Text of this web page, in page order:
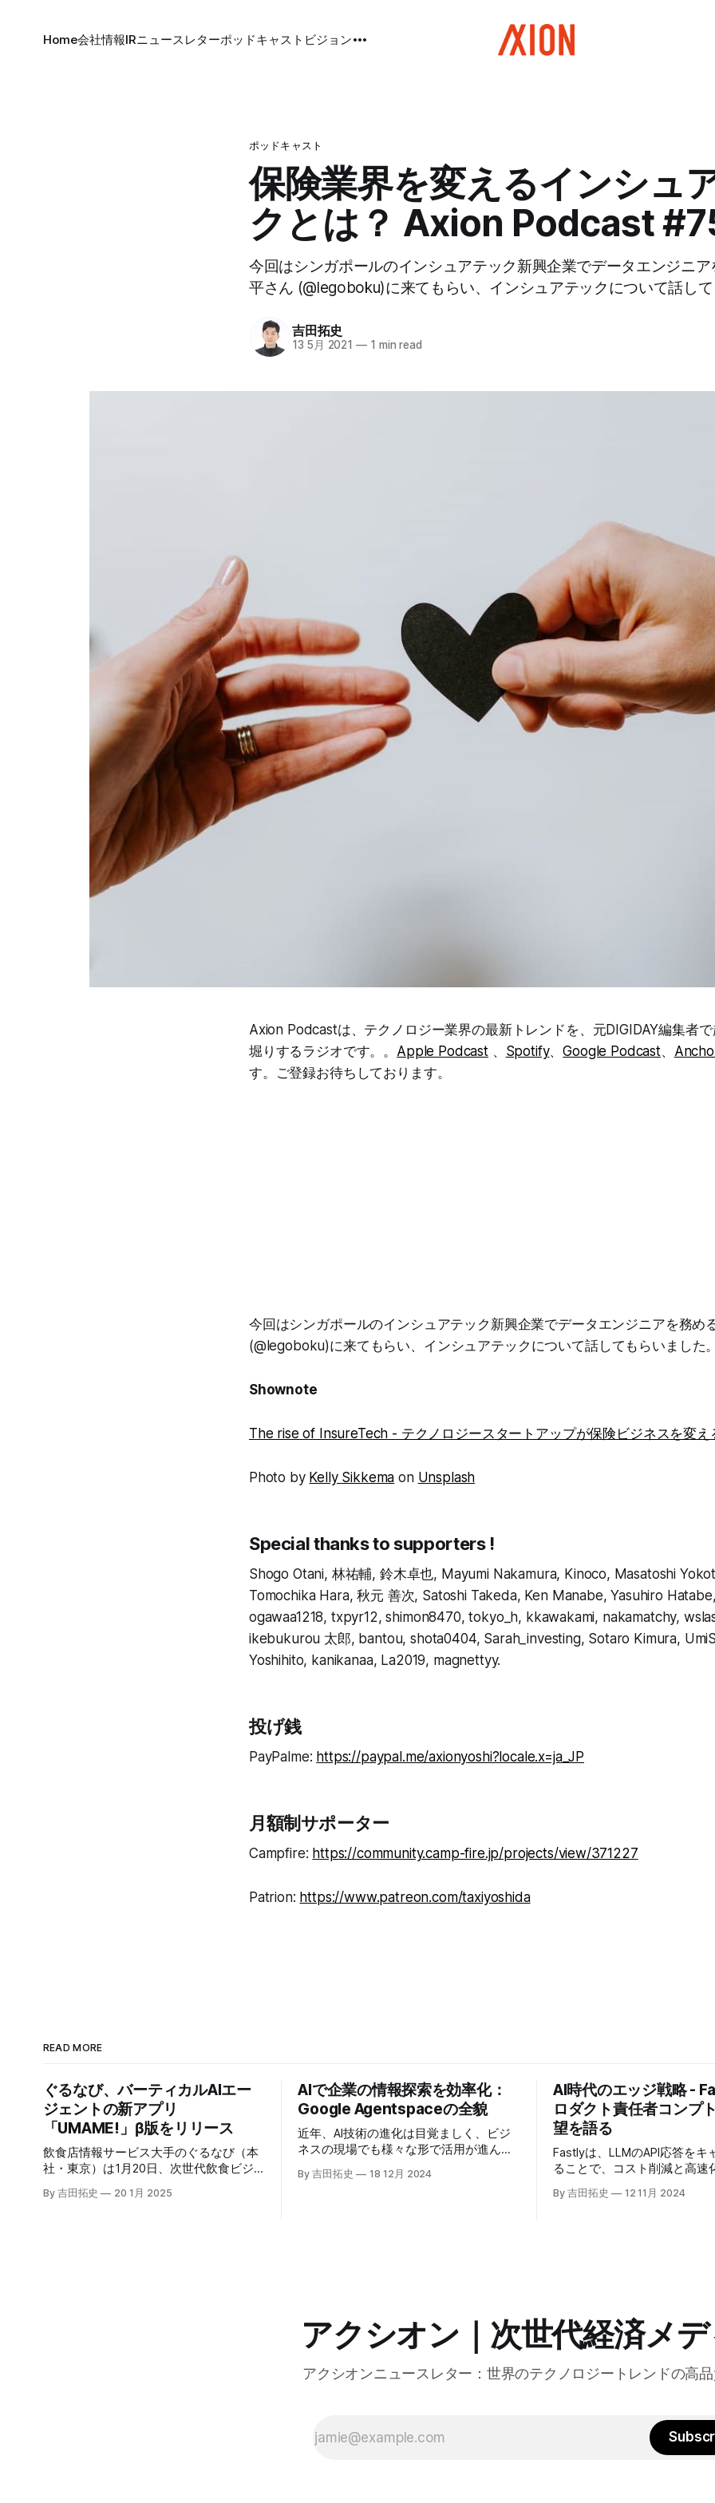
Home会社情報IRニュースレターポッドキャスト ビジョン
ポッドキャスト
保険業界を変えるインシュ
クとは？ Axion Podcast
今回はシンガポールのインシュアテック新興企業でデータエンジニ
平さん (@legoboku)に来てもらい、インシュアテックについて話して
吉田拓史
13 5月 2021 — 1 min read
Axion Podcastは、テクノロジー業界の最新トレンドを、元DIGIDAY編集者
堀りするラジオです。。 Apple Podcast、 Spotify、Google Podcast、
す。ご登録お待ちしております。
今回はシンガポールのインシュアテック新興企業でデータエンジニアを務め
(@legoboku)に来てもらい、インシュアテックについて話してもらいました。
Shownote
The rise of InsureTech - テクノロジースタートアップが保険ビジネスを変え
Photo by Kelly Sikkema on Unsplash
Special thanks to supporters !
Shogo Otani, 林祐輔, 鈴木卓也, Mayumi Nakamura, Kinoco, Masatoshi
Tomochika Hara, 秋元 善次, Satoshi Takeda, Ken Manabe, Yasuhiro
ogawaa1218, txpyr12, shimon8470, tokyo_h, kkawakami, nakamatchy,
ikebukurou 太郎, bantou, shota0404, Sarah_investing, Sotaro Kimura,
Yoshihito, kanikanaa, La2019, magnettyy.
投げ銭
PayPalme: https://paypal.me/axionyoshi?locale.x=ja_JP
月額制サポーター
Campfire: https://community.camp-fire.jp/projects/view/371227
Patrion: https://www.patreon.com/taxiyoshida
READ MORE
ぐるなび、バーティカルAIエー
ジェントの新アプリ
「UMAME!」β版をリリース
飲食店情報サービス大手のぐるなび（本
社・東京）は1月20日、次世代飲食ビジ
ネスの基盤構築をめざす「ぐるなびNext
プロジェクト」の初成果として、新たな
By 吉田拓史 20 1月 2025
AIで企業の情報探索を効率化：
Google Agentspaceの全貌
近年、AI技術の進化は目覚ましく、ビジ
ネスの現場でも様々な形で活用が進んで
いる。そのような中、Google Cloudが新
たに発表したGoogle Agentspaceは、い
By 吉田拓史 18 12月 2024
AI時代のエッジ戦略 -
ロダクト責任者コンプ
望を語る
Fastlyは、LLMのAPI応答をキ
ることで、コスト削減と高速
る「Fastly AI Accelerator」の
した。キップ・コンプトン最
た。
By 吉田拓史 12 11月 2024
アクシオン｜次世代経済メ
アクシオンニュースレター：世界のテクノロジートレンドの高